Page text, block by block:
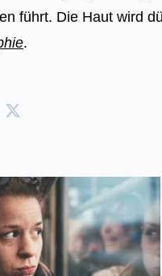
führt. Die Haut wird
.